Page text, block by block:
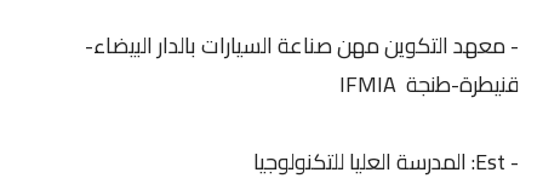
- معهد التكوين مهن صناعة السيارات بالدار البيضاء-
قنيطرة-طنجة IFMIA
- Est: المدرسة العليا للتكنولوجيا